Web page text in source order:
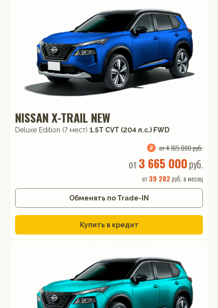
NISSAN X-TRAIL NEW
Deluxe Edition (7 мест) 1.5T CVT (204 л.с.) FWD
от 4 165 000 руб.
от 3 665 000руб.
от39 282 руб. в месяц
Обменять по Trade-IN
Купить в кредит